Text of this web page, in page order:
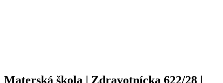
Materská škola | Zdravotnícka 622/28 |